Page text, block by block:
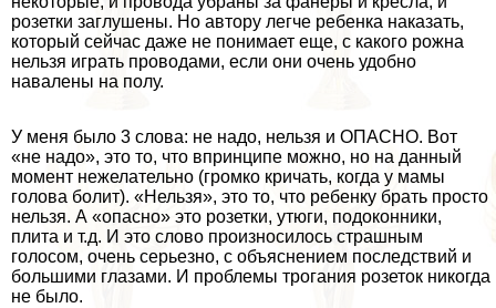
розетки заглушены. Но автору легче ребенка наказать,
который сейчас даже не понимает еще, с какого рожна
нельзя играть проводами, если они очень удобно
навалены на полу.
У меня было 3 слова: не надо, нельзя и ОПАСНО. Вот
«не надо», это то, что впринципе можно, но на данный
момент нежелательно (громко кричать, когда у мамы
голова болит). «Нельзя», это то, что ребенку брать просто
нельзя. А «опасно» это розетки, утюги, подоконники,
плита и т.д. И это слово произносилось страшным
голосом, очень серьезно, с объяснением последствий и
большими глазами. И проблемы трогания розеток никогда
не было.